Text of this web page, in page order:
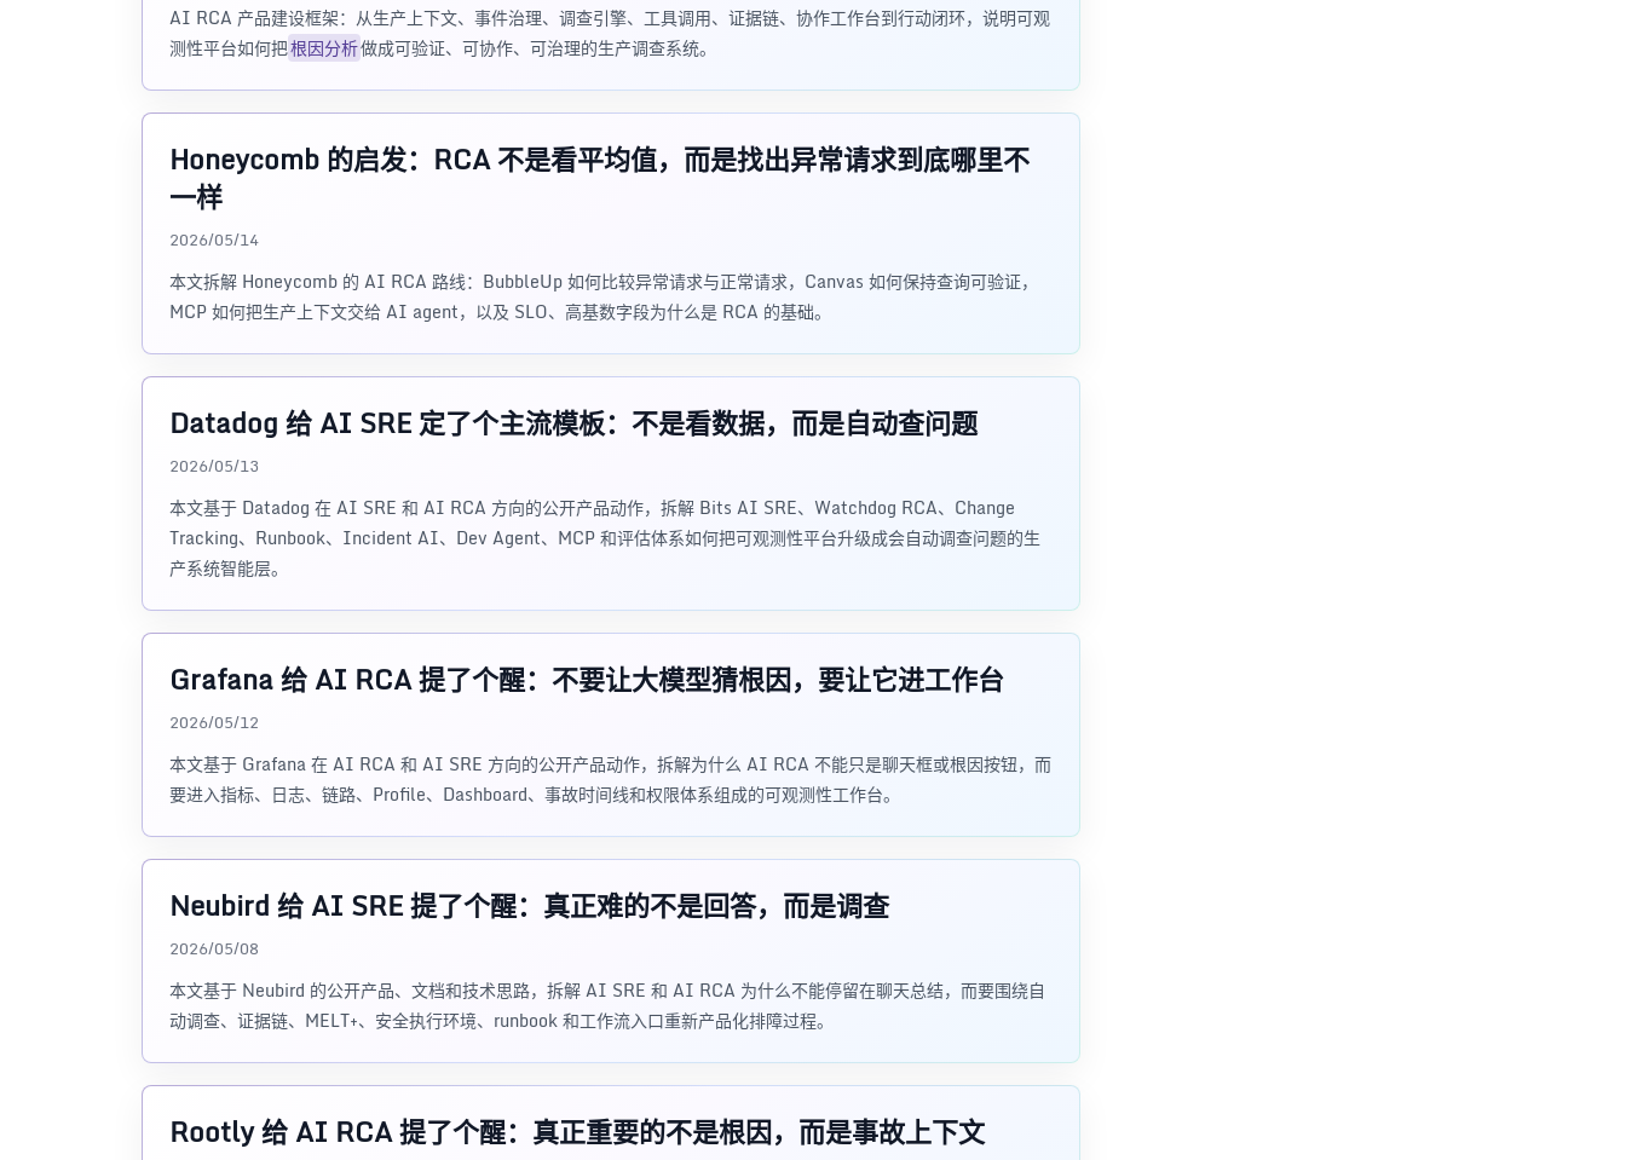
AI RCA 产品建设框架：从生产上下文、事件治理、调查引擎、工具调用、证据链、协作工作台到行动闭环，说明可观
测性平台如何把根因分析做成可验证、可协作、可治理的生产调查系统。
Honeycomb 的启发：RCA 不是看平均值，而是找出异常请求到底哪里不
一样
2026/05/14
本文拆解 Honeycomb 的 AI RCA 路线：BubbleUp 如何比较异常请求与正常请求，Canvas 如何保持查询可验证，
MCP 如何把生产上下文交给 AI agent，以及 SLO、高基数字段为什么是 RCA 的基础。
Datadog 给 AI SRE 定了个主流模板：不是看数据，而是自动查问题
2026/05/13
本文基于 Datadog 在 AI SRE 和 AI RCA 方向的公开产品动作，拆解 Bits AI SRE、Watchdog RCA、Change
Tracking、Runbook、Incident AI、Dev Agent、MCP 和评估体系如何把可观测性平台升级成会自动调查问题的生
产系统智能层。
Grafana 给 AI RCA 提了个醒：不要让大模型猜根因，要让它进工作台
2026/05/12
本文基于 Grafana 在 AI RCA 和 AI SRE 方向的公开产品动作，拆解为什么 AI RCA 不能只是聊天框或根因按钮，而
要进入指标、日志、链路、Profile、Dashboard、事故时间线和权限体系组成的可观测性工作台。
Neubird 给 AI SRE 提了个醒：真正难的不是回答，而是调查
2026/05/08
本文基于 Neubird 的公开产品、文档和技术思路，拆解 AI SRE 和 AI RCA 为什么不能停留在聊天总结，而要围绕自
动调查、证据链、MELT+、安全执行环境、runbook 和工作流入口重新产品化排障过程。
Rootly 给 AI RCA 提了个醒：真正重要的不是根因，而是事故上下文